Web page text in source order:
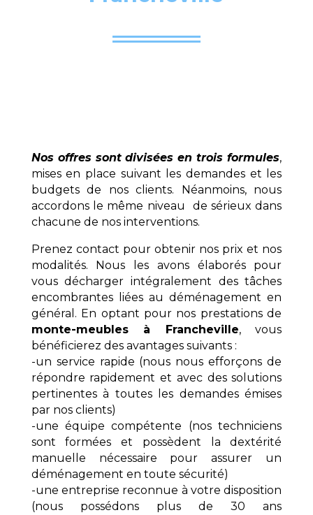
Nos offres sont divisées en trois formules,
mises en place suivant les demandes et les
budgets de nos clients. Néanmoins, nous
accordons le même niveau de sérieux dans
chacune de nos interventions.
Prenez contact pour obtenir nos prix et nos
modalités. Nous les avons élaborés pour
vous décharger intégralement des tâches
encombrantes liées au déménagement en
général. En optant pour nos prestations de
monte-meubles à Francheville, vous
bénéficierez des avantages suivants :
-un service rapide (nous nous efforçons de
répondre rapidement et avec des solutions
pertinentes à toutes les demandes émises
par nos clients)
-une équipe compétente (nos techniciens
sont formées et possèdent la dextérité
manuelle nécessaire pour assurer un
déménagement en toute sécurité)
-une entreprise reconnue à votre disposition
(nous possédons plus de 30 ans